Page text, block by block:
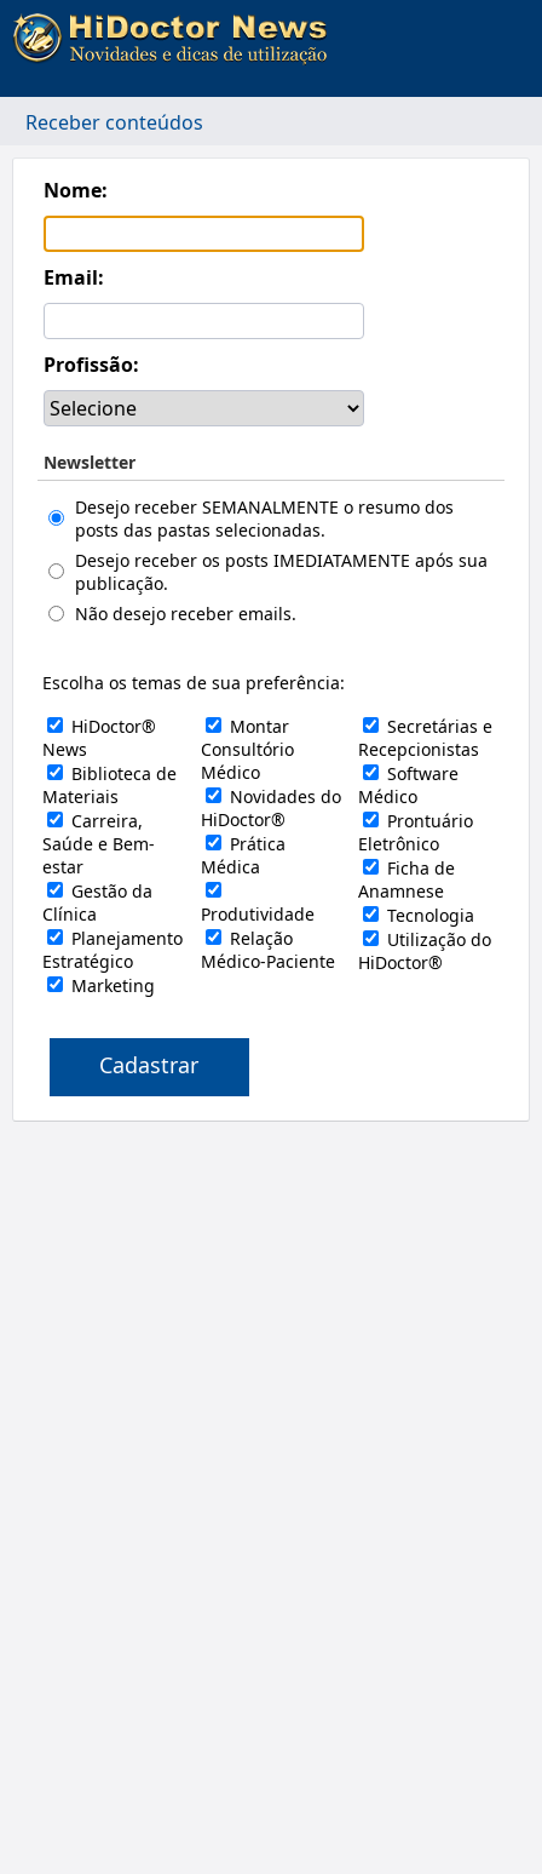
Receber conteúdos
Nome:
Email:
Profissão:
Newsletter
Desejo receber SEMANALMENTE o resumo dos
posts das pastas selecionadas.
Desejo receber os posts IMEDIATAMENTE após sua
publicação.
Não desejo receber emails.
Escolha os temas de sua preferência:
HiDoctor®
News
Biblioteca de
Materiais
Carreira,
Saúde e Bem-
estar
Gestão da
Clínica
Planejamento
Estratégico
Marketing
Montar
Consultório
Médico
Novidades do
HiDoctor®
Prática
Médica
Produtividade
Relação
Médico-Paciente
Secretárias e
Recepcionistas
Software
Médico
Prontuário
Eletrônico
Ficha de
Anamnese
Tecnologia
Utilização do
HiDoctor®